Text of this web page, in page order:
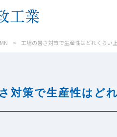
> 工場の暑さ対策で生産性はどれくらい
対策で生産性はど